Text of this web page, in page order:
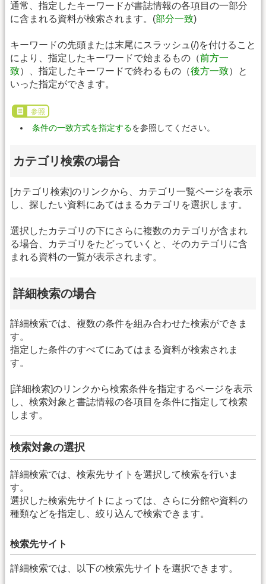
通常、指定したキーワードが書誌情報の各項目の一部分
に含まれる資料が検索されます。(部分一致)
キーワードの先頭または末尾にスラッシュ(/)を付けること
により、指定したキーワードで始まるもの（前方一
致）、指定したキーワードで終わるもの（後方一致）と
いった指定ができます。
参照
条件の一致方式を指定するを参照してください。
カテゴリ検索の場合
[カテゴリ検索]のリンクから、カテゴリ一覧ページを表示
し、探したい資料にあてはまるカテゴリを選択します。
選択したカテゴリの下にさらに複数のカテゴリが含まれ
る場合、カテゴリをたどっていくと、そのカテゴリに含
まれる資料の一覧が表示されます。
詳細検索の場合
詳細検索では、複数の条件を組み合わせた検索ができま
す。
指定した条件のすべてにあてはまる資料が検索されま
す。
[詳細検索]のリンクから検索条件を指定するページを表示
し、検索対象と書誌情報の各項目を条件に指定して検索
します。
検索対象の選択
詳細検索では、検索先サイトを選択して検索を行いま
す。
選択した検索先サイトによっては、さらに分館や資料の
種類などを指定し、絞り込んで検索できます。
検索先サイト
詳細検索では、以下の検索先サイトを選択できます。